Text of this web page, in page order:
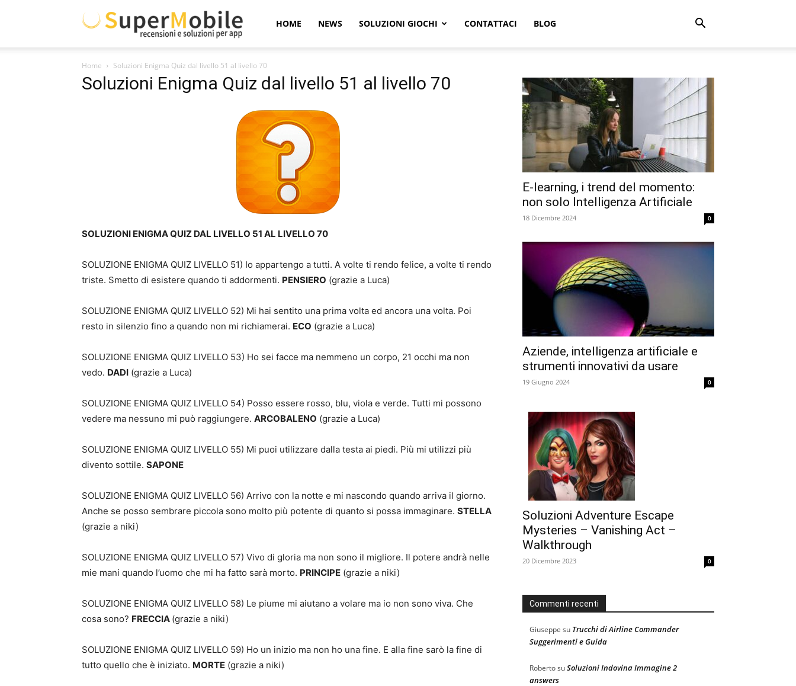
Super
Mobile
HOME NEWS SOLUZIONI GIOCHI CONTATTACI BLOG
Home Soluzioni Enigma Quiz dal livello 51 al livello 70
Soluzioni Enigma Quiz dal livello 51 al livello 70
SOLUZIONI ENIGMA QUIZ DAL LIVELLO 51 AL LIVELLO 70
SOLUZIONE ENIGMA QUIZ LIVELLO 51) Io appartengo a tutti. A volte ti rendo felice, a volte ti rendo
triste. Smetto di esistere quando ti addormenti. PENSIERO (grazie a Luca)
SOLUZIONE ENIGMA QUIZ LIVELLO 52) Mi hai sentito una prima volta ed ancora una volta. Poi
resto in silenzio fino a quando non mi richiamerai. ECO (grazie a Luca)
SOLUZIONE ENIGMA QUIZ LIVELLO 53) Ho sei facce ma nemmeno un corpo, 21 occhi ma non
vedo. DADI (grazie a Luca)
SOLUZIONE ENIGMA QUIZ LIVELLO 54) Posso essere rosso, blu, viola e verde. Tutti mi possono
vedere ma nessuno mi può raggiungere. ARCOBALENO (grazie a Luca)
SOLUZIONE ENIGMA QUIZ LIVELLO 55) Mi puoi utilizzare dalla testa ai piedi. Più mi utilizzi più
divento sottile. SAPONE
SOLUZIONE ENIGMA QUIZ LIVELLO 56) Arrivo con la notte e mi nascondo quando arriva il giorno.
Anche se posso sembrare piccola sono molto più potente di quanto si possa immaginare. STELLA
(grazie a niki)
SOLUZIONE ENIGMA QUIZ LIVELLO 57) Vivo di gloria ma non sono il migliore. Il potere andrà nelle
mie mani quando l’uomo che mi ha fatto sarà morto. PRINCIPE (grazie a niki)
SOLUZIONE ENIGMA QUIZ LIVELLO 58) Le piume mi aiutano a volare ma io non sono viva. Che
cosa sono? FRECCIA (grazie a niki)
SOLUZIONE ENIGMA QUIZ LIVELLO 59) Ho un inizio ma non ho una fine. E alla fine sarò la fine di
tutto quello che è iniziato. MORTE (grazie a niki)
E-learning, i trend del momento:
non solo Intelligenza Artificiale
18 Dicembre 2024 0
Aziende, intelligenza artificiale e
strumenti innovativi da usare
19 Giugno 2024 0
Soluzioni Adventure Escape
Mysteries – Vanishing Act –
Walkthrough
20 Dicembre 2023 0
Commenti recenti
Giuseppe su Trucchi di Airline Commander
Suggerimenti e Guida
RobertosuSoluzioni Indovina Immagine 2
answers